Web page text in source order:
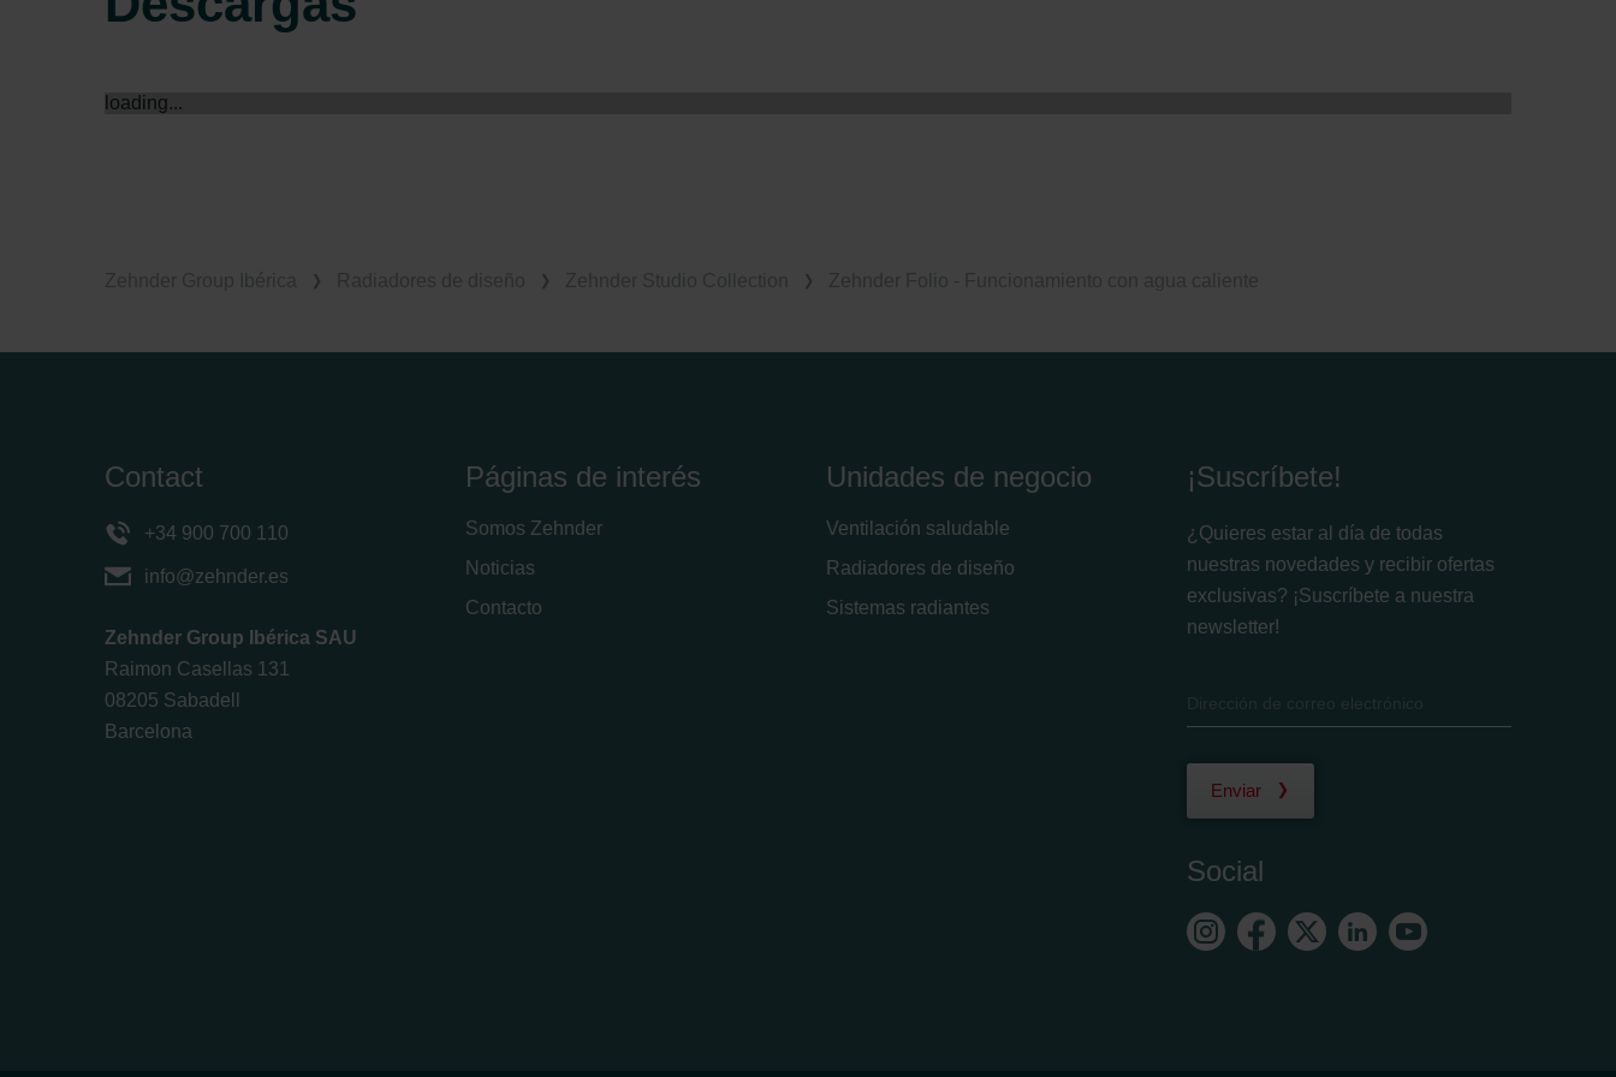
loading...
Contact
+34 900 700 110
info@zehnder.es
Zehnder Group Ibérica SAU
Raimon Casellas 131
08205 Sabadell
Barcelona
Páginas de interés
Somos Zehnder
Noticias
Contacto
Unidades de negocio
Ventilación saludable
Radiadores de diseño
Sistemas radiantes
¡Suscríbete!
¿Quieres estar al día de todas
nuestras novedades y recibir ofertas
exclusivas? ¡Suscríbete a nuestra
newsletter!
Enviar
Social